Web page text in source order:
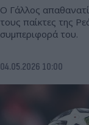
Ο Γάλλος
τους παίκτες της
συμπεριφορά του.
04.05.2026 10:00